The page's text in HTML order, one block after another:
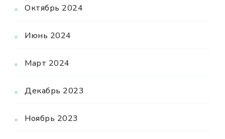
Октябрь 2024
Июнь 2024
Март 2024
Декабрь 2023
Ноябрь 2023